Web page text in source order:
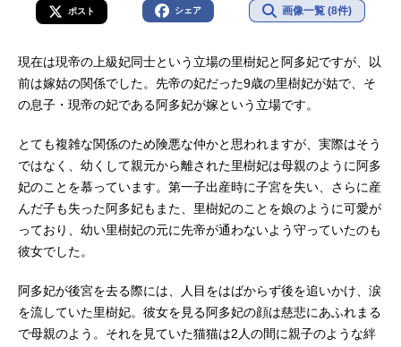
ポスト シェア 画像一覧 (8件)
現在は現帝の上級妃同士という立場の里樹妃と阿多妃ですが、以
前は嫁姑の関係でした。先帝の妃だった9歳の里樹妃が姑で、そ
の息子・現帝の妃である阿多妃が嫁という立場です。
とても複雑な関係のため険悪な仲かと思われますが、実際はそう
ではなく、幼くして親元から離された里樹妃は母親のように阿多
妃のことを慕っています。第一子出産時に子宮を失い、さらに産
んだ子も失った阿多妃もまた、里樹妃のことを娘のように可愛が
っており、幼い里樹妃の元に先帝が通わないよう守っていたのも
彼女でした。
阿多妃が後宮を去る際には、人目をはばからず後を追いかけ、涙
を流していた里樹妃。彼女を見る阿多妃の顔は慈悲にあふれまる
で母親のよう。それを見ていた猫猫は2人の間に親子のような絆